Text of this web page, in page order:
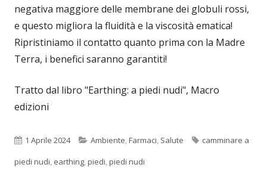
negativa maggiore delle membrane dei globuli rossi,
e questo migliora la fluidità e la viscosità ematica!
Ripristiniamo il contatto quanto prima con la Madre
Terra, i benefici saranno garantiti!
Tratto dal libro "Earthing: a piedi nudi", Macro
edizioni
Pubblicato
1 Aprile 2024 Categorie
Ambiente,Farmaci, Salute Tag
camminare a
piedi nudi, earthing,piedi,piedi nudi